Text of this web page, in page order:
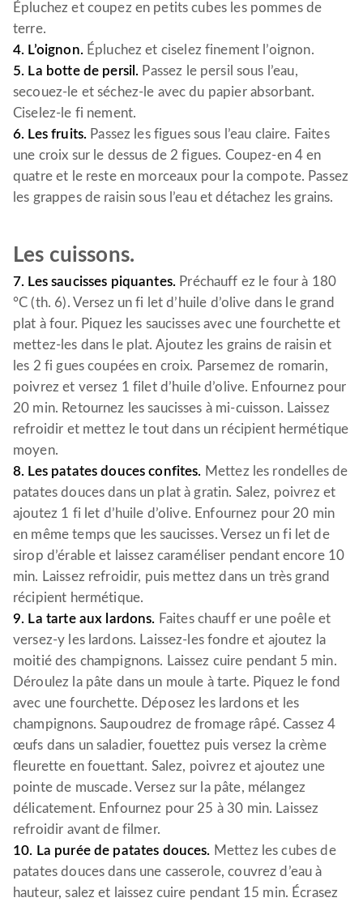
Épluchez et coupez en petits cubes les pommes de
terre.
4. L’oignon. Épluchez et ciselez finement l’oignon.
5. La botte de persil. Passez le persil sous l’eau,
secouez-le et séchez-le avec du papier absorbant.
Ciselez-le fi nement.
6. Les fruits. Passez les figues sous l’eau claire. Faites
une croix sur le dessus de 2 figues. Coupez-en 4 en
quatre et le reste en morceaux pour la compote. Passez
les grappes de raisin sous l’eau et détachez les grains.
Les cuissons.
7. Les saucisses piquantes. Préchauff ez le four à 180
°C (th. 6). Versez un fi let d’huile d’olive dans le grand
plat à four. Piquez les saucisses avec une fourchette et
mettez-les dans le plat. Ajoutez les grains de raisin et
les 2 fi gues coupées en croix. Parsemez de romarin,
poivrez et versez 1 filet d’huile d’olive. Enfournez pour
20 min. Retournez les saucisses à mi-cuisson. Laissez
refroidir et mettez le tout dans un récipient hermétique
moyen.
8. Les patates douces confites. Mettez les rondelles de
patates douces dans un plat à gratin. Salez, poivrez et
ajoutez 1 fi let d’huile d’olive. Enfournez pour 20 min
en même temps que les saucisses. Versez un fi let de
sirop d’érable et laissez caraméliser pendant encore 10
min. Laissez refroidir, puis mettez dans un très grand
récipient hermétique.
9. La tarte aux lardons. Faites chauff er une poêle et
versez-y les lardons. Laissez-les fondre et ajoutez la
moitié des champignons. Laissez cuire pendant 5 min.
Déroulez la pâte dans un moule à tarte. Piquez le fond
avec une fourchette. Déposez les lardons et les
champignons. Saupoudrez de fromage râpé. Cassez 4
œufs dans un saladier, fouettez puis versez la crème
fleurette en fouettant. Salez, poivrez et ajoutez une
pointe de muscade. Versez sur la pâte, mélangez
délicatement. Enfournez pour 25 à 30 min. Laissez
refroidir avant de filmer.
10. La purée de patates douces. Mettez les cubes de
patates douces dans une casserole, couvrez d’eau à
hauteur, salez et laissez cuire pendant 15 min. Écrasez